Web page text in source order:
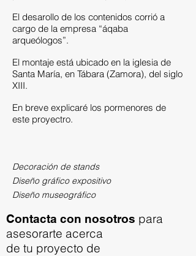
El desarollo de los contenidos corrió a
cargo de la empresa “áqaba
arqueólogos”.
El montaje está ubicado en la iglesia de
Santa María, en Tábara (Zamora), del siglo
XIII.
En breve explicaré los pormenores de
este proyectro.
Decoración de stands
Diseño gráfico expositivo
Diseño museográfico
Contacta con nosotros para
asesorarte acerca
de tu proyecto de